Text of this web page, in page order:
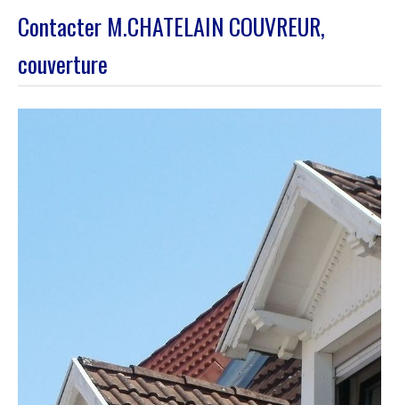
Contacter M.CHATELAIN COUVREUR,
couverture